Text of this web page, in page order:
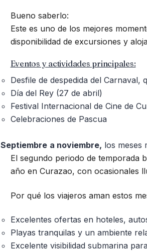
Bueno saberlo:
Este es uno de los mejores
disponibilidad de excursiones y
Eventos y actividades principales:
Desfile de despedida del Carnaval,
Día del Rey (27 de abril)
Festival Internacional de Cine de
Celebraciones de Pascua
Septiembre a noviembre, los meses
El segundo periodo de temporada
año en Curazao, con ocasionales
Por qué los viajeros aman estos
Excelentes ofertas en hoteles,
Playas tranquilas y un ambiente
Excelente visibilidad submarina